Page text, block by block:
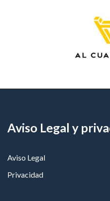
Aviso Legal y
Aviso Legal
Privacidad